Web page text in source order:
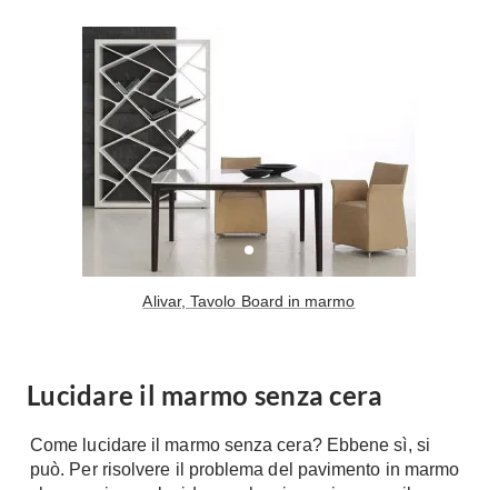
Poltroncine
Divanoletto
Chaise Longue
Divani Angolo
Divani in Pelle
Complementi
Tavoli
Oggettistica
Notte
Cura della casa
Pulizia
Detergenti
Stiro
Aspirapolvere
Progetti
Progetto
Alivar, Tavolo Board in marmo
Lucidare il marmo senza cera
Come lucidare il marmo senza cera? Ebbene sì, si
può. Per risolvere il problema del pavimento in marmo